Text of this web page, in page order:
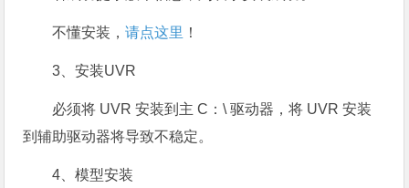
不懂安装，请点这里 ！
3、安装UVR
必须将 UVR 安装到主 C：\ 驱动器，将 UVR 安装
到辅助驱动器将导致不稳定。
4、模型安装